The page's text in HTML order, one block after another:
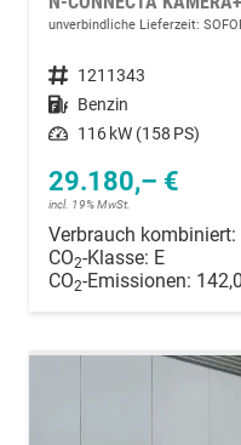
unverbindliche Lieferzeit:
Fahrzeugnummer 1211343
Kraftstoff Benzin
Leistung 116 kW (158 PS)
29.180,– €
incl. 19% MwSt.
Verbrauch kombiniert:
CO2-Klasse: E
CO2-Emissionen: